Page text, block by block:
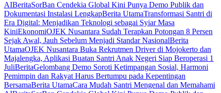
AIBeritaSorBan Cendekia Global Kini Punya Demo Publik dan
Dokumentasi Instalasi LengkapBerita UtamaTransformasi Santri di
Era Digital: Menjadikan Teknologi sebagai Syiar Masa
KiniEkonomiOJEK Nusantara Sudah Terapkan Potongan 8 Persen
Sejak Awal, Jauh Sebelum Menjadi Standar NasionalBerita
UtamaOJEK Nusantara Buka Rekrutmen Driver di Mojokerto dan
Majalengka, Aplikasi Buatan Santri Anak Negeri Siap Beroperasi 1
JuliBeritaGelombang Demo Soroti Ketimpangan Sosial, Harmoni
Pemimpin dan Rakyat Harus Bertumpu pada Kepentingan
BersamaBerita UtamaCara Mudah Santri Mengenal dan Memahami